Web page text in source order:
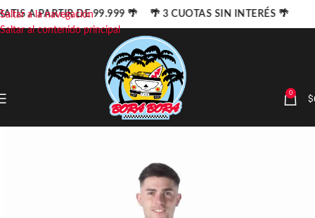
Saltar a la navegación
Saltar al contenido principal
0 $
A PARTIR DE 99.999 🌴 🌴 3 CUOTAS SIN INTERÉS 🌴